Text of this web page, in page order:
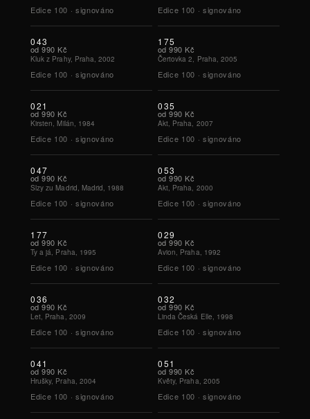
Edice 100 · signováno Edice 100 · signováno
043
od 990 Kč
Kluk z Prahy, Praha, 2002
Edice 100 · signováno
175
od 990 Kč
Čertovka 2, Praha, 2005
Edice 100 · signováno
021
od 990 Kč
Kirsten, Milán, 1984
Edice 100 · signováno
035
od 990 Kč
Akt, Praha, 2007
Edice 100 · signováno
047
od 990 Kč
Slzy zu Madrid, Madrid, 1988
Edice 100 · signováno
053
od 990 Kč
Akt, Praha, 2000
Edice 100 · signováno
177
od 990 Kč
Ty a já, Praha, 1995
Edice 100 · signováno
029
od 990 Kč
Avion, Praha, 1992
Edice 100 · signováno
036
od 990 Kč
Let, Praha, 2009
Edice 100 · signováno
032
od 990 Kč
Linda Česká Elle, 1998
Edice 100 · signováno
041
od 990 Kč
Hrušky, Praha, 2004
Edice 100 · signováno
051
od 990 Kč
Květy, Praha, 2005
Edice 100 · signováno